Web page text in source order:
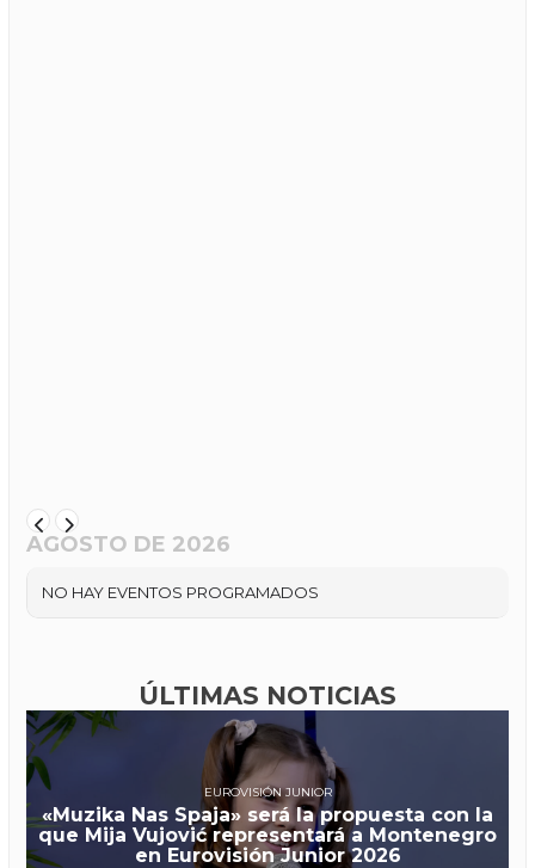
AGOSTO DE 2026
NO HAY EVENTOS PROGRAMADOS
ÚLTIMAS NOTICIAS
EUROVISIÓN JUNIOR
«Muzika Nas Spaja» será la propuesta con la
que Mija Vujović representará a Montenegro
en Eurovisión Junior 2026